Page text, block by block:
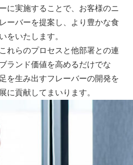
に実施することで、お客様のニ
ーバーを提案し、より豊かな食
をいたします。
れらのプロセスと他部署との連
ランド価値を高めるだけでな
を生み出すフレーバーの開発を
に貢献してまいります。